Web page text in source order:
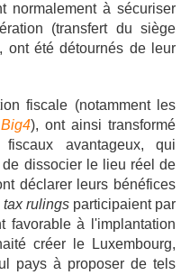
normalement à sécuriser
(transfert du siège
ont été détournés de leur
fiscale (notamment les
Big4), ont ainsi transformé
avantageux, qui
dissocier le lieu réel de
déclarer leurs bénéfices
tax rulingsparticipaient par
favorable à l'implantation
créer le Luxembourg,
pays à proposer de tels